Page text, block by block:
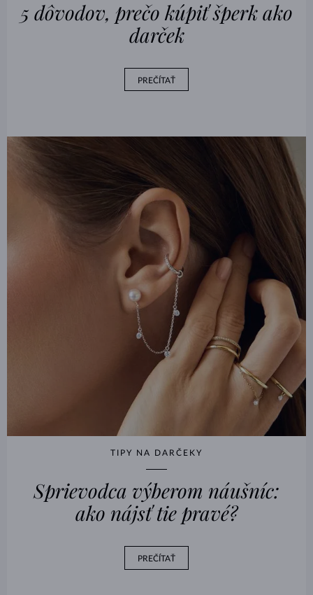
5 dôvodov, prečo kúpiť šperk ako
darček
PREČÍTAŤ
TIPY NA DARČEKY
Sprievodca výberom náušníc:
ako nájsť tie pravé?
PREČÍTAŤ